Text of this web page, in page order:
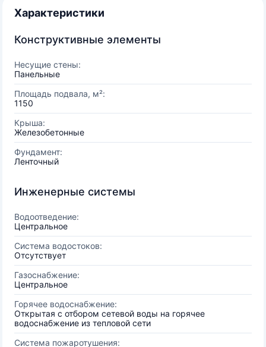
Характеристики
Конструктивные элементы
Несущие стены:
Панельные
Площадь подвала, м²:
1150
Крыша:
Железобетонные
Фундамент:
Ленточный
Инженерные системы
Водоотведение:
Центральное
Система водостоков:
Отсутствует
Газоснабжение:
Центральное
Горячее водоснабжение:
Открытая с отбором сетевой воды на горячее
водоснабжение из тепловой сети
Система пожаротушения: